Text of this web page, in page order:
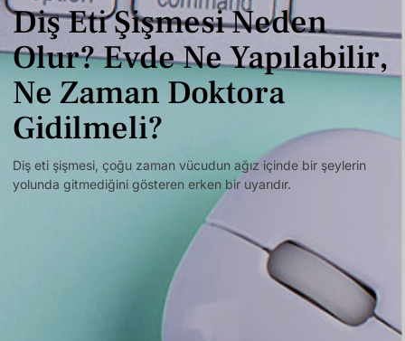
Diş Eti Şişmesi Neden
Olur? Evde Ne Yapılabilir,
Ne Zaman Doktora
Gidilmeli?
Diş eti şişmesi, çoğu zaman vücudun ağız içinde bir şeylerin
yolunda gitmediğini gösteren erken bir uyarıdır.